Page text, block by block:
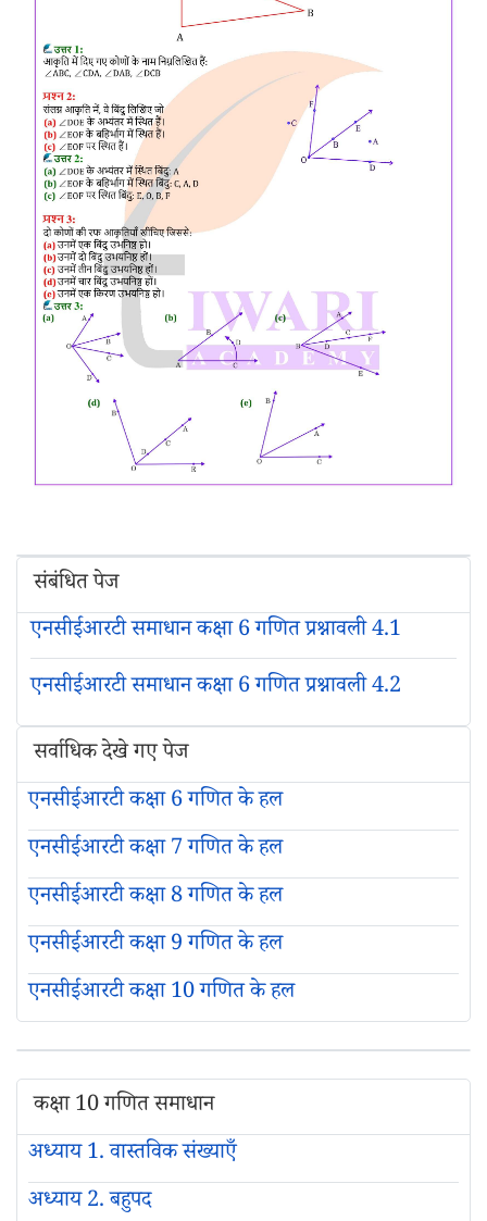
संबंधित पेज
एनसीईआरटी समाधान कक्षा 6 गणित प्रश्नावली 4.1
एनसीईआरटी समाधान कक्षा 6 गणित प्रश्नावली 4.2
सर्वाधिक देखे गए पेज
एनसीईआरटी कक्षा 6 गणित के हल
एनसीईआरटी कक्षा 7 गणित के हल
एनसीईआरटी कक्षा 8 गणित के हल
एनसीईआरटी कक्षा 9 गणित के हल
एनसीईआरटी कक्षा 10 गणित के हल
कक्षा 10 गणित समाधान
अध्याय 1. वास्तविक संख्याएँ
अध्याय 2. बहुपद